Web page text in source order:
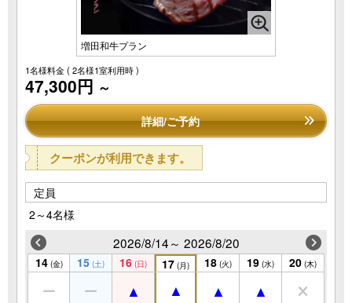
増田和牛プラン
1名様料金( 2名様1室利用時 )
47,300円 ～
詳細/ご予約
クーポンが利用できます。
定員
2～4名様
2026/8/14～ 2026/8/20
14 (金) 15 (土) 16 (日) 17 (月) 18 (火) 19 (水) 20 (木)